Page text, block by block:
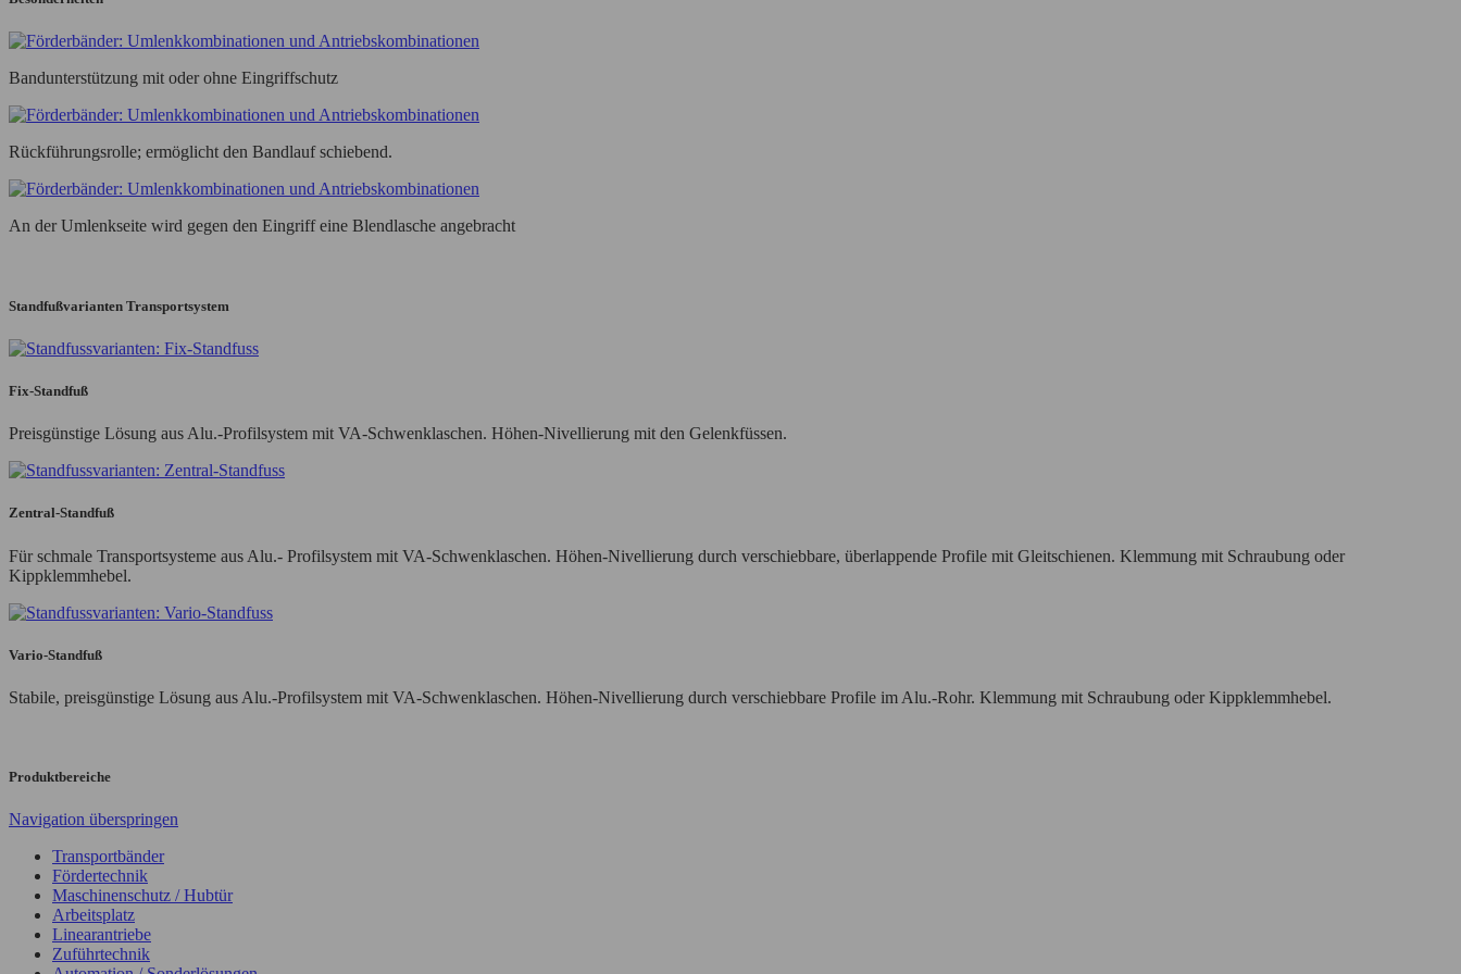
Bandunterstützung mit oder ohne Eingriffschutz
Rückführungsrolle; ermöglicht den Bandlauf schiebend.
An der Umlenkseite wird gegen den Eingriff eine Blendlasche angebracht
Standfußvarianten Transportsystem
Fix-Standfuß
Preisgünstige Lösung aus Alu.-Profilsystem mit VA-Schwenklaschen. Höhen-Nivellierung mit den Gelenkfüssen.
Zentral-Standfuß
Für schmale Transportsysteme aus Alu.- Profilsystem mit VA-Schwenklaschen. Höhen-Nivellierung durch verschiebbare, überlappende Profile mit Gleitschienen. Klemmung mit Schraubung oder
Kippklemmhebel.
Vario-Standfuß
Stabile, preisgünstige Lösung aus Alu.-Profilsystem mit VA-Schwenklaschen. Höhen-Nivellierung durch verschiebbare Profile im Alu.-Rohr. Klemmung mit Schraubung oder Kippklemmhebel.
Produktbereiche
Navigation überspringen
Transportbänder
Fördertechnik
Maschinenschutz / Hubtür
Arbeitsplatz
Linearantriebe
Zuführtechnik